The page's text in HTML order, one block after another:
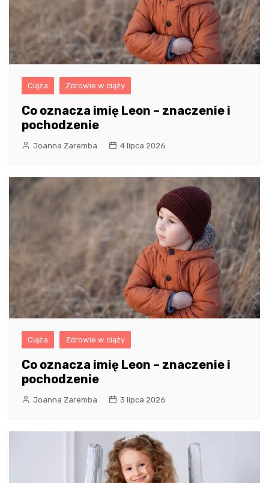
Ciąża Zdrowie w ciąży
Co oznacza imię Leon – znaczenie i
pochodzenie
Joanna Zaremba 4 lipca 2026
Ciąża Zdrowie w ciąży
Co oznacza imię Leon – znaczenie i
pochodzenie
Joanna Zaremba 3 lipca 2026